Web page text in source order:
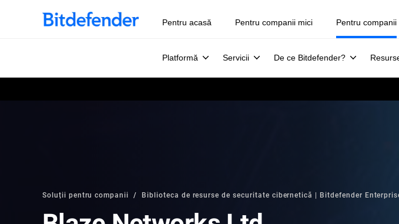
Pentru acasă Pentru companii mici Pentru companii
Platformă Servicii De ce Bitdefender?
Soluții pentru companii Biblioteca de resurse de securitate cibernetică | Bitdefender